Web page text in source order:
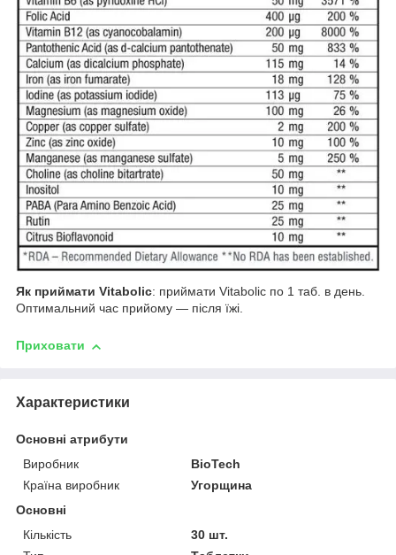
Як приймати Vitabolic: приймати Vitabolic по 1 таб. в день.
Оптимальний час прийому ― після їжі.
Приховати
Характеристики
Основні атрибути
Виробник
BioTech
Країна виробник
Угорщина
Основні
Кількість
30 шт.